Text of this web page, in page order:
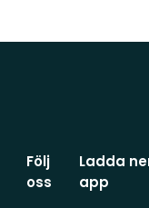
Följ
oss
Ladda
app